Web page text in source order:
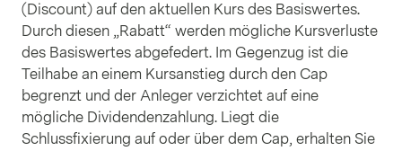
(Discount) auf den aktuellen Kurs des Basiswertes.
Durch diesen „Rabatt“ werden mögliche Kursverluste
des Basiswertes abgefedert. Im Gegenzug ist die
Teilhabe an einem Kursanstieg durch den Cap
begrenzt und der Anleger verzichtet auf eine
mögliche Dividendenzahlung. Liegt die
Schlussfixierung auf oder über dem Cap, erhalten Sie